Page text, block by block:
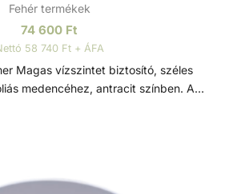
Fehér termékek
74 600 Ft
58 740 Ft + ÁFA
medencéhez, antracit színben. A
és nemesacél csavarokkal és